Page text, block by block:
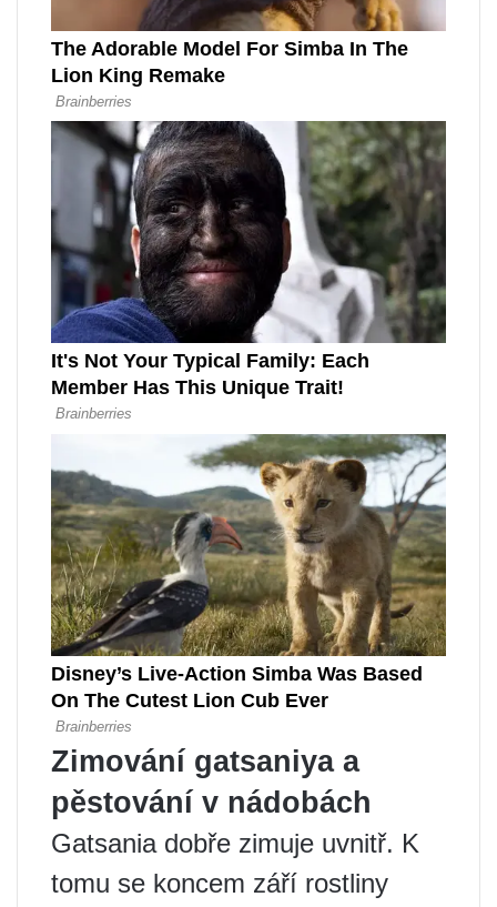
Zimování gatsaniya a
pěstování v nádobách
Gatsania dobře zimuje uvnitř. K
tomu se koncem září rostliny